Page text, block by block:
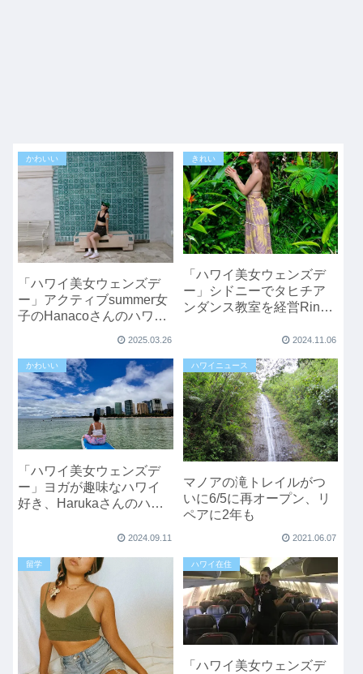
かわいい
「ハワイ美女ウェンズデ
ー」アクティブsummer女
子のHanacoさんのハワイ
2025.03.26
きれい
「ハワイ美女ウェンズデ
ー」シドニーでタヒチア
ンダンス教室を経営Rina
2024.11.06
かわいい
「ハワイ美女ウェンズデ
ー」ヨガが趣味なハワイ
好き、Harukaさんのハワ
2024.09.11
ハワイニュース
マノアの滝トレイルがつ
いに6/5に再オープン、リ
ペアに2年も
2021.06.07
留学 ハワイ在住
「ハワイ美女ウェンズデ